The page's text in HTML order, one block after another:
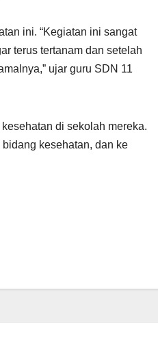
ini. “Kegiatan ini sangat
terus tertanam dan setelah
ujar guru SDN 11
di sekolah mereka.
kesehatan, dan ke